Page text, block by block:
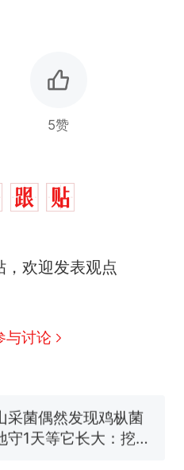
5赞
，欢迎发表观点
与讨论
床头放菜刀的女孩，
句“跟我回家”改写了
采菌偶然发现鸡枞菌
守1天等它长大：挖了